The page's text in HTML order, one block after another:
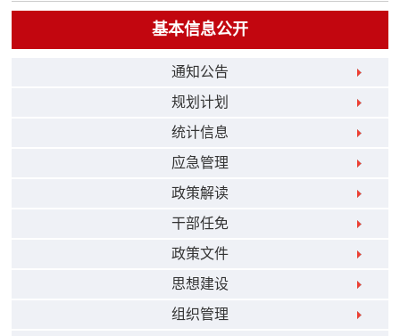
基本信息公开
通知公告
规划计划
统计信息
应急管理
政策解读
干部任免
政策文件
思想建设
组织管理